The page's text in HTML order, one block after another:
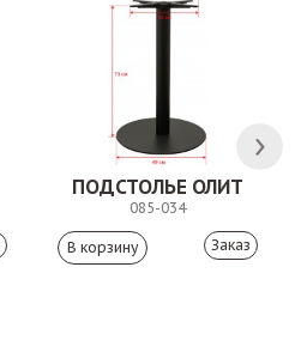
ПОДСТОЛЬЕ ОЛИТ
085-034
Заказ